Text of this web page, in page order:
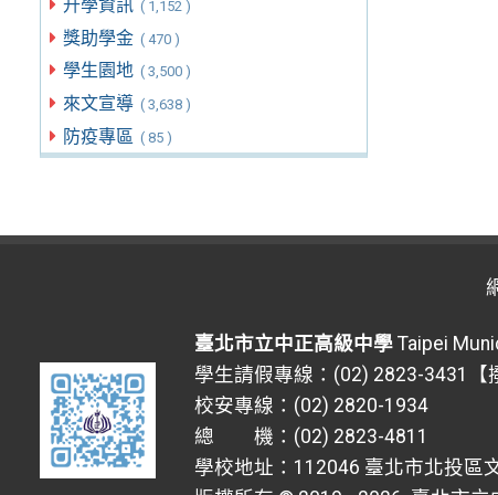
升學資訊 ( 1,152 )
獎助學金 ( 470 )
學生園地 ( 3,500 )
來文宣導 ( 3,638 )
防疫專區 ( 85 )
臺北市立中正高級中學 Taipei
學生請假專線：(02) 2823-3431【
校安專線：(02) 2820-1934
總 機：(02) 2823-4811
學校地址：112046 臺北市北投區